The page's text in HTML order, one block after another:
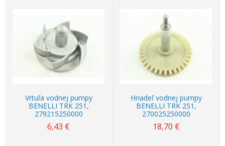
Vrtuľa vodnej pumpy
BENELLI TRK 251,
279215250000
6,43 €
Hriadeľ vodnej pumpy
BENELLI TRK 251,
270025250000
18,70 €